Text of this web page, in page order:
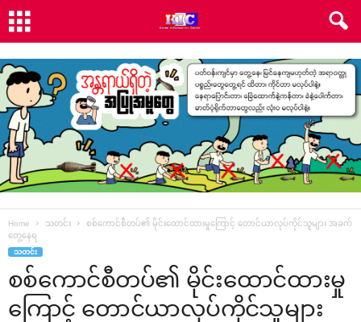
Home သတင်း
စစ်ကောင်စီတပ်၏ မိုင်းထောင်ထားမှုကြောင့် တောင်ယာလုပ်ကိုင်သူများ အခက်
တွေ့နေရ
သတင်း
စစ်ကောင်စီတပ်၏ မိုင်းထောင်ထားမှု
ကြောင့် တောင်ယာလုပ်ကိုင်သူများ